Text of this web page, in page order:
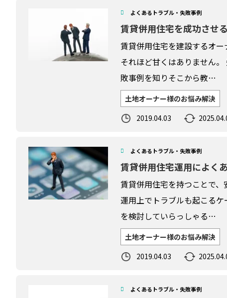
よくあるトラブル・失敗事例
賃貸併用住宅を成功させ
賃貸併用住宅を建設するオ
それほど甘くはありません
敗事例を知りそこから教…
土地オーナー様のお悩み解決
2019.04.03
よくあるトラブル・失敗事例
賃貸併用住宅運用によく
賃貸併用住宅を持つことで
運用上でトラブルも起こる
を検討していらっしゃる…
土地オーナー様のお悩み解決
2019.04.03
よくあるトラブル・失敗事例